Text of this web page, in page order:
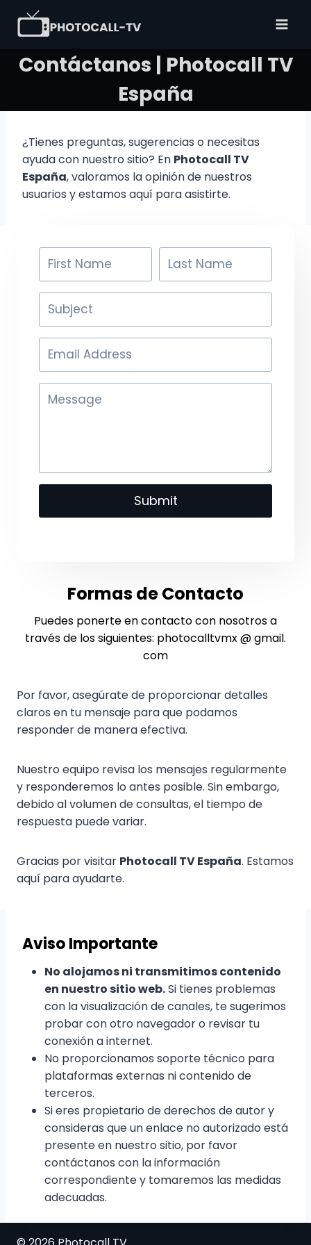
Contáctanos | Photocall TV
España
¿Tienes preguntas, sugerencias o necesitas
ayuda con nuestro sitio? En Photocall TV
España, valoramos la opinión de nuestros
usuarios y estamos aquí para asistirte.
Submit
Formas de Contacto
Puedes ponerte en contacto con nosotros a
través de los siguientes: photocalltvmx @ gmail.
com
Por favor, asegúrate de proporcionar detalles
claros en tu mensaje para que podamos
responder de manera efectiva.
Nuestro equipo revisa los mensajes regularmente
y responderemos lo antes posible. Sin embargo,
debido al volumen de consultas, el tiempo de
respuesta puede variar.
Gracias por visitar Photocall TV España. Estamos
aquí para ayudarte.
Aviso Importante
No alojamos ni transmitimos contenido
en nuestro sitio web.Si tienes problemas
con la visualización de canales, te sugerimos
probar con otro navegador o revisar tu
conexión a internet.
No proporcionamos soporte técnico para
plataformas externas ni contenido de
terceros.
Si eres propietario de derechos de autor y
consideras que un enlace no autorizado está
presente en nuestro sitio, por favor
contáctanos con la información
correspondiente y tomaremos las medidas
adecuadas.